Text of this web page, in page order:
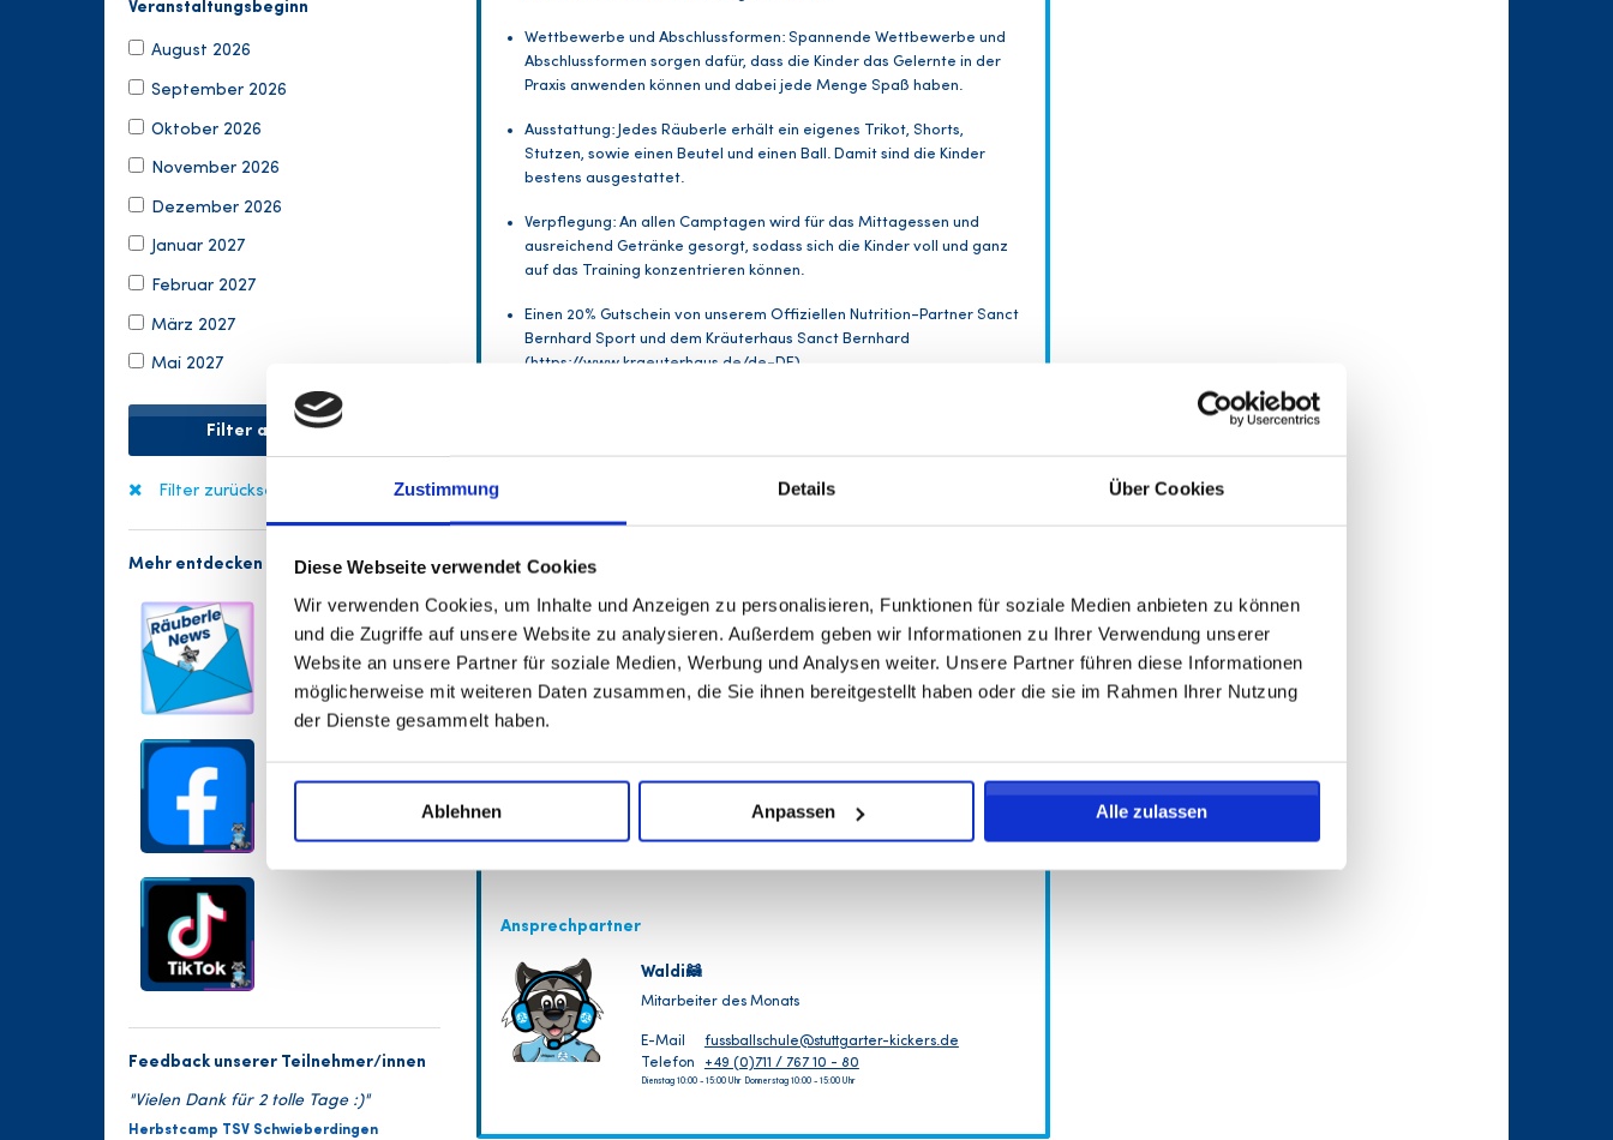
Zustimmung Details Über Cookies
Diese Webseite verwendet Cookies
Wir verwenden Cookies, um Inhalte und Anzeigen zu personalisieren, Funktionen für soziale Medien anbieten zu können
und die Zugriffe auf unsere Website zu analysieren. Außerdem geben wir Informationen zu Ihrer Verwendung unserer
Website an unsere Partner für soziale Medien, Werbung und Analysen weiter. Unsere Partner führen diese Informationen
möglicherweise mit weiteren Daten zusammen, die Sie ihnen bereitgestellt haben oder die sie im Rahmen Ihrer Nutzung
der Dienste gesammelt haben.
Ablehnen Anpassen Alle zulassen
Veranstaltungsbeginn
August 2026
September 2026
Oktober 2026
November 2026
Dezember 2026
Januar 2027
Februar 2027
März 2027
Mai 2027
Filter anwenden
Filter zurücksetzen
Mehr entdecken
Feedback unserer Teilnehmer/innen
"Vielen Dank für 2 tolle Tage :)"
Herbstcamp TSV Schwieberdingen
Wettbewerbe und Abschlussformen: Spannende Wettbewerbe und
Abschlussformen sorgen dafür, dass die Kinder das Gelernte in der
Praxis anwenden können und dabei jede Menge Spaß haben.
Ausstattung: Jedes Räuberle erhält ein eigenes Trikot, Shorts,
Stutzen, sowie einen Beutel und einen Ball. Damit sind die Kinder
bestens ausgestattet.
Verpflegung: An allen Camptagen wird für das Mittagessen und
ausreichend Getränke gesorgt, sodass sich die Kinder voll und ganz
auf das Training konzentrieren können.
Einen 20% Gutschein von unserem Offiziellen Nutrition-Partner Sanct
Bernhard Sport und dem Kräuterhaus Sanct Bernhard
(https://www.kraeuterhaus.de/de-DE)
Ansprechpartner
Waldi🦝
Mitarbeiter des Monats
E-Mail
fussballschule@stuttgarter-kickers.de
Telefon
+49 (0)711 / 767 10 - 80
Dienstag 10:00 - 15:00 Uhr Donnerstag 10:00 - 15:00 Uhr